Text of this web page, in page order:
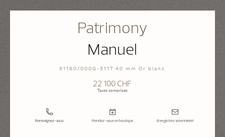
Patrimony
Manuel
81180/000G-9117 40 mm Or blanc
22 100 CHF
Taxes comprises
Renseignez-vous Rendez-vous en boutique Enregistrez votre intérêt